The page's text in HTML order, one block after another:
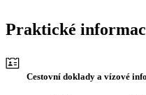
Praktické
Cestovní doklady a vízové